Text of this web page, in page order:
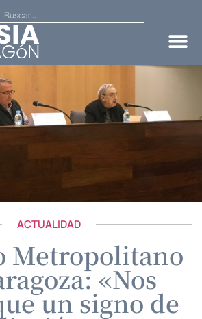
ACTUALIDAD
Metropolitano
«Nos
un signo de